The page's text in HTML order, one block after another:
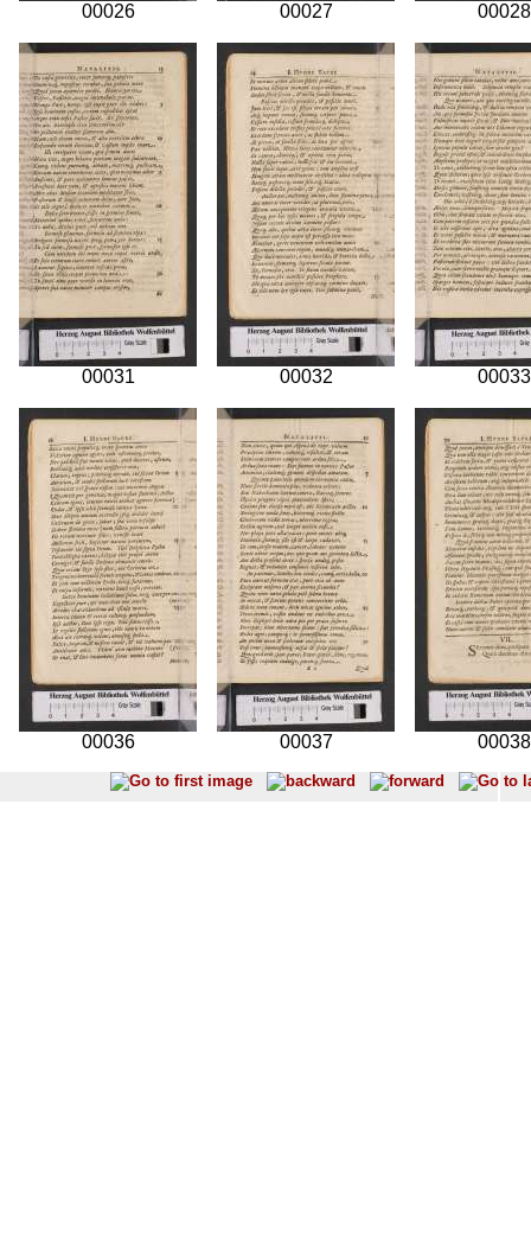
00026 00027 00028
00031 00032 00033
00036 00037 00038